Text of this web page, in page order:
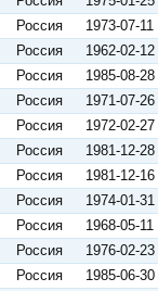
Россия
1973-07-11
Россия
1962-02-12
Россия
1985-08-28
Россия
1971-07-26
Россия
1972-02-27
Россия
1981-12-28
Россия
1981-12-16
Россия
1974-01-31
Россия
1968-05-11
Россия
1976-02-23
Россия
1985-06-30